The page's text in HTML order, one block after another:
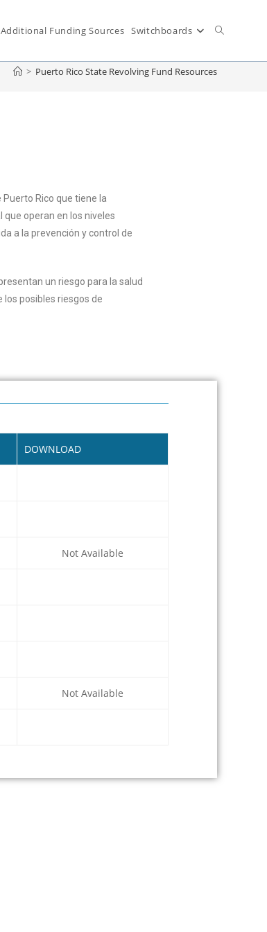
Additional Funding Sources Switchboards
> Puerto Rico State Revolving Fund Resources
Rico que tiene la
operan en los niveles
a la prevención y control de
un riesgo para la salud
posibles riesgos de
DOWNLOAD
Not Available
Not Available